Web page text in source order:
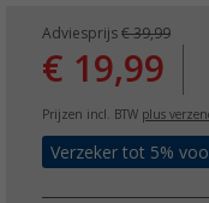
Adviesprijs € 39,99
€ 19,99
Prijzen incl. BTW plus
Verzeker tot 5%